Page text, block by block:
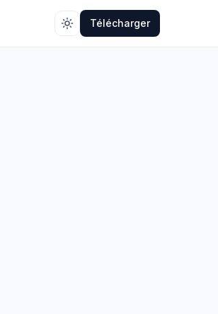
Télécharger